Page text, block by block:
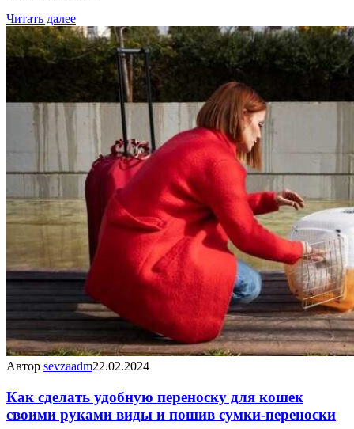
Читать далее
Автор sevzaadm22.02.2024
Как сделать удобную переноску для кошек
своими руками виды и пошив сумки-переноски